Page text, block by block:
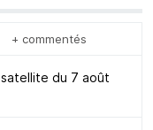
+ commentés
du 7 août